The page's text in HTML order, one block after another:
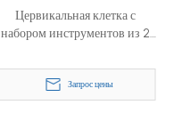
Цервикальная клетка с
набором инструментов из 2
Запрос цены